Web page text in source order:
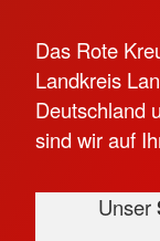
Das Rote
Landkreis
Deutschland
sind wir auf
Unser